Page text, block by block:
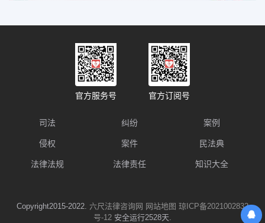
官方服务号 官方订阅号
司法 纠纷 案例
侵权 案件 民法典
法律法规 法律责任 知识大全
Copyright2015-2022. 六尺法律咨询网 网站地图 琼ICP备2021002832
号-12 安全运行2528天.